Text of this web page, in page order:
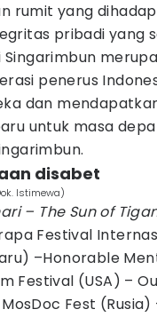
rumit yang
pribadi yang
penerus
dan
untuk masa
disabet
Istimewa)
– The Sun of
Festival
–Honorable
Festival (USA) –
Fest (Rusia)